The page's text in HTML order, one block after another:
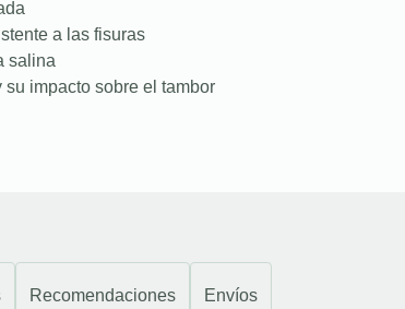
a las fisuras
salina
impacto sobre el tambor
Recomendaciones Envíos